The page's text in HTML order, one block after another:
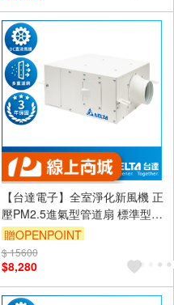
【台達電子】全室淨化新風機 正
壓PM2.5進氣型管道扇 標準型
適用30坪 含濾網 控制面板另購
(VDB36ACXT2-F)
贈OPENPOINT
訂單滿999享9折
$ 15600
$8,280